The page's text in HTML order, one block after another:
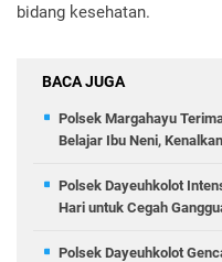
bidang kesehatan.
BACA JUGA
Polsek Margahayu
Belajar Ibu Neni,
Polsek Dayeuhkolot
Hari untuk Cegah
Polsek Dayeuhkolot